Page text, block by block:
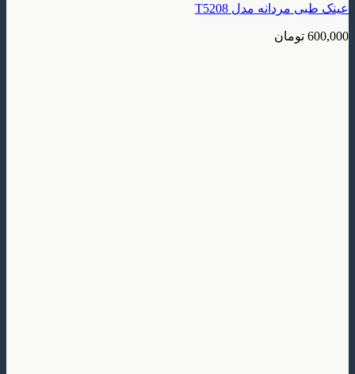
عینک طبی مردانه مدل T5208
600,000 تومان